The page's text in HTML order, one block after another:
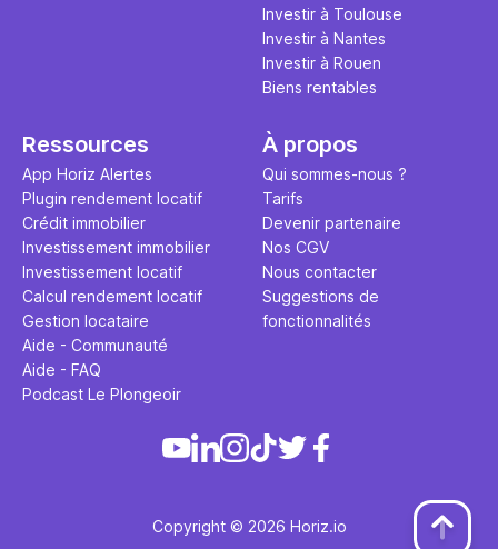
Investir à Toulouse
Investir à Nantes
Investir à Rouen
Biens rentables
Ressources
App Horiz Alertes
Plugin rendement locatif
Crédit immobilier
Investissement immobilier
Investissement locatif
Calcul rendement locatif
Gestion locataire
Aide - Communauté
Aide - FAQ
Podcast Le Plongeoir
À propos
Qui sommes-nous ?
Tarifs
Devenir partenaire
Nos CGV
Nous contacter
Suggestions de
fonctionnalités
Copyright © 2026 Horiz.io